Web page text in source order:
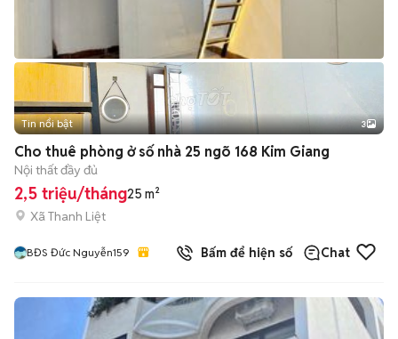
Tin nổi bật 3
Cho thuê phòng ở số nhà 25 ngõ 168 Kim Giang
Nội thất đầy đủ
2,5 triệu/tháng25 m²
Xã Thanh Liệt
BĐS Đức Nguyễn159 Bấm để hiện số Chat